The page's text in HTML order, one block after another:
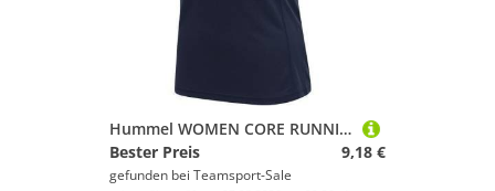
Hummel WOMEN CORE RUNNING T-SHIRT S/S - BLACK IRIS - XS
Bester Preis
9,18 €
gefunden bei Teamsport-Sale